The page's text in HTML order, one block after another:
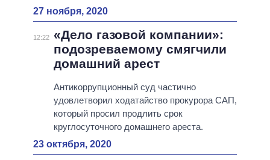
27 ноября, 2020
12:22
«Дело газовой компании»:
подозреваемому смягчили
домашний арест
Антикоррупционный суд частично
удовлетворил ходатайство прокурора САП,
который просил продлить срок
круглосуточного домашнего ареста.
23 октября, 2020